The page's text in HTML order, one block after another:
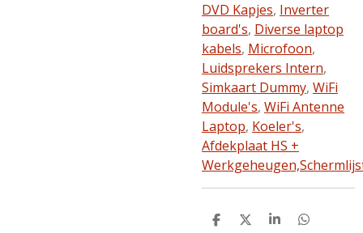
DVD Kapjes, Inverter
board's, Diverse laptop
kabels, Microfoon,
Luidsprekers Intern,
Simkaart Dummy, WiFi
Module's, WiFi Antenne
Laptop, Koeler's,
Afdekplaat HS +
Werkgeheugen,
D
D
S
D